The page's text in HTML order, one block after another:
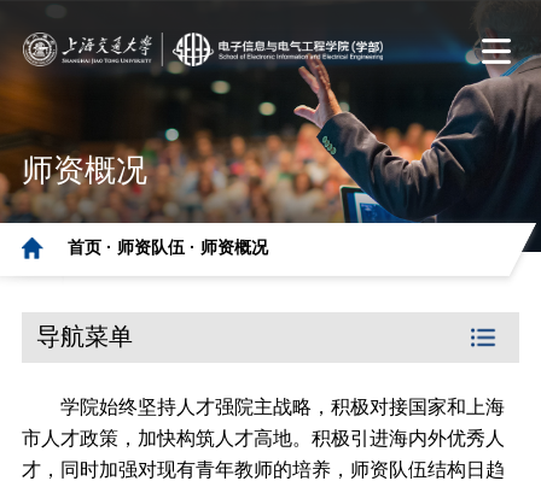
师资概况
首页 · 师资队伍 · 师资概况
导航菜单
学院始终坚持人才强院主战略，积极对接国家和上海
市人才政策，加快构筑人才高地。积极引进海内外优秀人
才，同时加强对现有青年教师的培养，师资队伍结构日趋